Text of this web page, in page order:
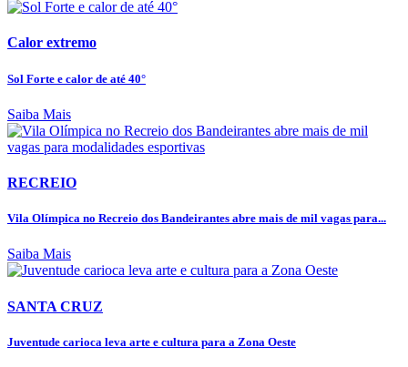
Calor extremo
Sol Forte e calor de até 40°
Saiba Mais
RECREIO
Vila Olímpica no Recreio dos Bandeirantes abre mais de mil vagas para...
Saiba Mais
SANTA CRUZ
Juventude carioca leva arte e cultura para a Zona Oeste